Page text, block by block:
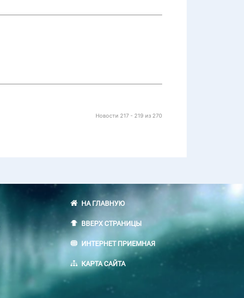
Новости 217 - 219 из 270
НА ГЛАВНУЮ
ВВЕРХ СТРАНИЦЫ
ИНТЕРНЕТ ПРИЕМНАЯ
КАРТА САЙТА